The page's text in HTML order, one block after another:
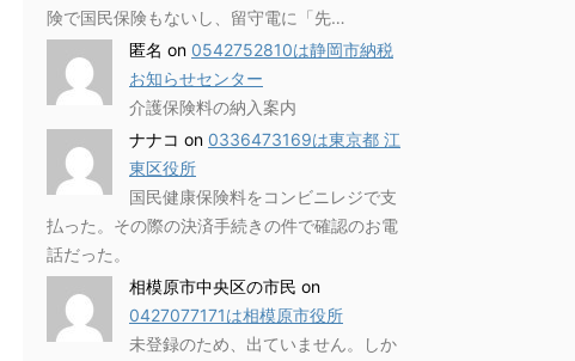
険で国民保険もないし、留守電に「先…
匿名 on 0542752810は静岡市納税
お知らせセンター
介護保険料の納入案内
ナナコ on 0336473169は東京都 江
東区役所
国民健康保険料をコンビニレジで支
払った。その際の決済手続きの件で確認のお電
話だった。
相模原市中央区の市民 on
0427077171は相模原市役所
未登録のため、出ていません。しか